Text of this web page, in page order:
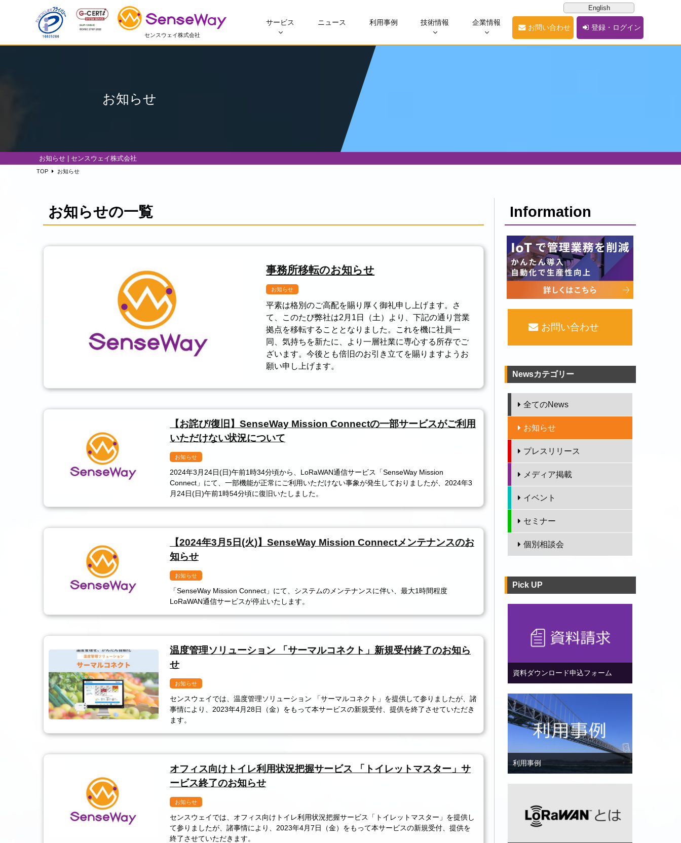
English
センスウェイ株式会社
サービス ニュース 利用事例 技術情報 企業情報
お問い合わせ 登録・ログイン
お知らせ
お知らせ | センスウェイ株式会社
TOP お知らせ
お知らせの一覧
事務所移転のお知らせ
お知らせ
平素は格別のご高配を賜り厚く御礼申し上げます。さ
て、このたび弊社は2月1日（土）より、下記の通り営業
拠点を移転することとなりました。これを機に社員一
同、気持ちを新たに、より一層社業に専心する所存でご
ざいます。今後とも倍旧のお引き立てを賜りますようお
願い申し上げます。
【お詫び/復旧】SenseWay Mission Connectの一部サービスがご利用
いただけない状況について
お知らせ
2024年3月24日(日)午前1時34分頃から、LoRaWAN通信サービス「SenseWay Mission
Connect」にて、一部機能が正常にご利用いただけない事象が発生しておりましたが、2024年3
月24日(日)午前1時54分頃に復旧いたしました。
【2024年3月5日(火)】SenseWay Mission Connectメンテナンスのお
知らせ
お知らせ
「SenseWay Mission Connect」にて、システムのメンテナンスに伴い、最大1時間程度
LoRaWAN通信サービスが停止いたします。
温度管理ソリューション 「サーマルコネクト」新規受付終了のお知ら
せ
お知らせ
センスウェイでは、温度管理ソリューション 「サーマルコネクト」を提供して参りましたが、諸
事情により、2023年4月28日（金）をもって本サービスの新規受付、提供を終了させていただき
ます。
オフィス向けトイレ利用状況把握サービス 「トイレットマスター」サ
ービス終了のお知らせ
お知らせ
センスウェイでは、オフィス向けトイレ利用状況把握サービス「トイレットマスター」を提供し
て参りましたが、諸事情により、2023年4月7日（金）をもって本サービスの新規受付、提供を
終了させていただきます。
Information
お問い合わせ
Newsカテゴリー
全てのNews
お知らせ
プレスリリース
メディア掲載
イベント
セミナー
個別相談会
Pick UP
資料ダウンロード申込フォーム
利用事例